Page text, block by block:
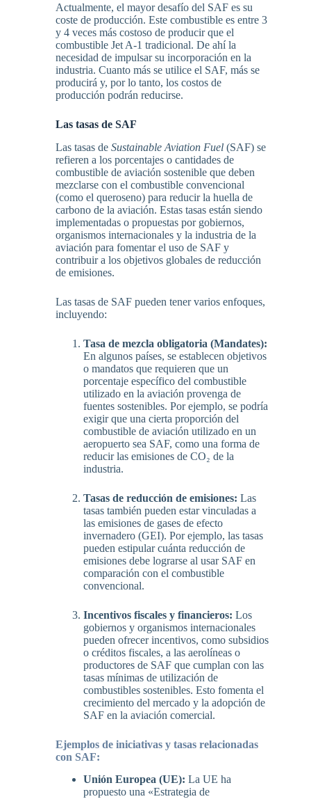
Actualmente, el mayor desafío del SAF es su
coste de producción. Este combustible es entre 3
y 4 veces más costoso de producir que el
combustible Jet A-1 tradicional. De ahí la
necesidad de impulsar su incorporación en la
industria. Cuanto más se utilice el SAF, más se
producirá y, por lo tanto, los costos de
producción podrán reducirse.
Las tasas de SAF
Las tasas de Sustainable Aviation Fuel (SAF) se
refieren a los porcentajes o cantidades de
combustible de aviación sostenible que deben
mezclarse con el combustible convencional
(como el queroseno) para reducir la huella de
carbono de la aviación. Estas tasas están siendo
implementadas o propuestas por gobiernos,
organismos internacionales y la industria de la
aviación para fomentar el uso de SAF y
contribuir a los objetivos globales de reducción
de emisiones.
Las tasas de SAF pueden tener varios enfoques,
incluyendo:
Tasa de mezcla obligatoria (Mandates):
En algunos países, se establecen objetivos
o mandatos que requieren que un
porcentaje específico del combustible
utilizado en la aviación provenga de
fuentes sostenibles. Por ejemplo, se podría
exigir que una cierta proporción del
combustible de aviación utilizado en un
aeropuerto sea SAF, como una forma de
reducir las emisiones de CO₂ de la
industria.
Tasas de reducción de emisiones: Las
tasas también pueden estar vinculadas a
las emisiones de gases de efecto
invernadero (GEI). Por ejemplo, las tasas
pueden estipular cuánta reducción de
emisiones debe lograrse al usar SAF en
comparación con el combustible
convencional.
Incentivos fiscales y financieros: Los
gobiernos y organismos internacionales
pueden ofrecer incentivos, como subsidios
o créditos fiscales, a las aerolíneas o
productores de SAF que cumplan con las
tasas mínimas de utilización de
combustibles sostenibles. Esto fomenta el
crecimiento del mercado y la adopción de
SAF en la aviación comercial.
Ejemplos de iniciativas y tasas relacionadas
con SAF:
Unión Europea (UE): La UE ha
propuesto una «Estrategia de